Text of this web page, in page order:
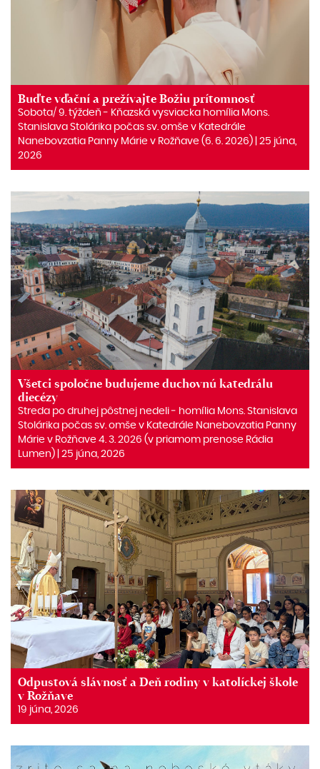
Buďte vďační a prežívajte Božiu prítomnosť
Sobota/ 9. týždeň ‒ Kňazská vysviacka homília Mons.
Stanislava Stolárika počas sv. omše v Katedrále
Nanebovzatia Panny Márie v Rožňave (6. 6. 2026) | 25 júna,
2026
Všetci spoločne budujeme duchovnú katedrálu
diecézy
Streda po druhej pôstnej nedeli ‒ homília Mons. Stanislava
Stolárika počas sv. omše v Katedrále Nanebovzatia Panny
Márie v Rožňave 4. 3. 2026 (v priamom prenose Rádia
Lumen) | 25 júna, 2026
Odpustová slávnosť a Deň rodiny v katolíckej škole
v Rožňave
19 júna, 2026